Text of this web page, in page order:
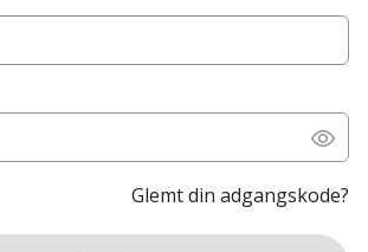
Glemt din adgangskode?